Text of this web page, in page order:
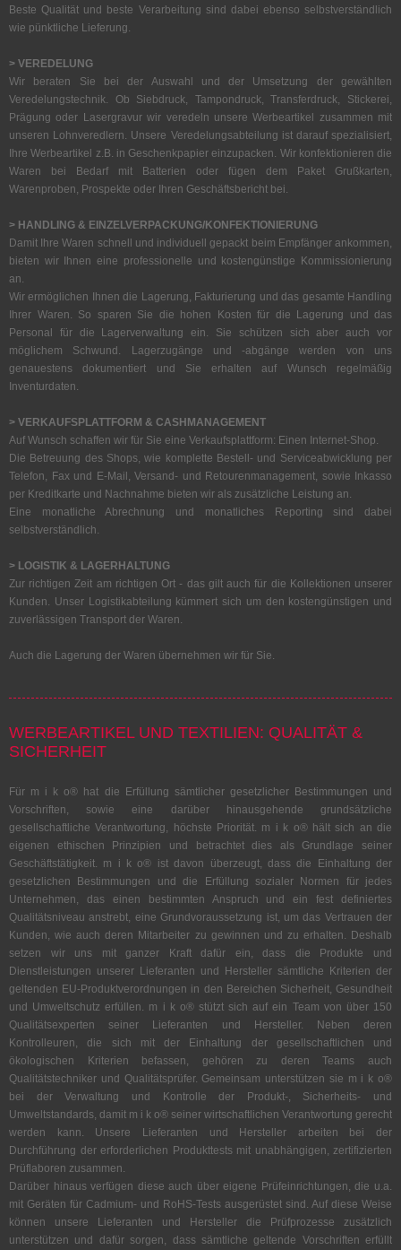
Beste Qualität und beste Verarbeitung sind dabei ebenso selbstverständlich
wie pünktliche Lieferung.
> VEREDELUNG
Wir beraten Sie bei der Auswahl und der Umsetzung der gewählten
Veredelungstechnik. Ob Siebdruck, Tampondruck, Transferdruck, Stickerei,
Prägung oder Lasergravur wir veredeln unsere Werbeartikel zusammen mit
unseren Lohnveredlern. Unsere Veredelungsabteilung ist darauf spezialisiert,
Ihre Werbeartikel z.B. in Geschenkpapier einzupacken. Wir konfektionieren die
Waren bei Bedarf mit Batterien oder fügen dem Paket Grußkarten,
Warenproben, Prospekte oder Ihren Geschäftsbericht bei.
> HANDLING & EINZELVERPACKUNG/KONFEKTIONIERUNG
Damit Ihre Waren schnell und individuell gepackt beim Empfänger ankommen,
bieten wir Ihnen eine professionelle und kostengünstige Kommissionierung
an.
Wir ermöglichen Ihnen die Lagerung, Fakturierung und das gesamte Handling
Ihrer Waren. So sparen Sie die hohen Kosten für die Lagerung und das
Personal für die Lagerverwaltung ein. Sie schützen sich aber auch vor
möglichem Schwund. Lagerzugänge und -abgänge werden von uns
genauestens dokumentiert und Sie erhalten auf Wunsch regelmäßig
Inventurdaten.
> VERKAUFSPLATTFORM & CASHMANAGEMENT
Auf Wunsch schaffen wir für Sie eine Verkaufsplattform: Einen Internet-Shop.
Die Betreuung des Shops, wie komplette Bestell- und Serviceabwicklung per
Telefon, Fax und E-Mail, Versand- und Retourenmanagement, sowie Inkasso
per Kreditkarte und Nachnahme bieten wir als zusätzliche Leistung an.
Eine monatliche Abrechnung und monatliches Reporting sind dabei
selbstverständlich.
> LOGISTIK & LAGERHALTUNG
Zur richtigen Zeit am richtigen Ort - das gilt auch für die Kollektionen unserer
Kunden. Unser Logistikabteilung kümmert sich um den kostengünstigen und
zuverlässigen Transport der Waren.
Auch die Lagerung der Waren übernehmen wir für Sie.
WERBEARTIKEL UND TEXTILIEN: QUALITÄT &
SICHERHEIT
Für m i k o® hat die Erfüllung sämtlicher gesetzlicher Bestimmungen und
Vorschriften, sowie eine darüber hinausgehende grundsätzliche
gesellschaftliche Verantwortung, höchste Priorität. m i k o® hält sich an die
eigenen ethischen Prinzipien und betrachtet dies als Grundlage seiner
Geschäftstätigkeit. m i k o® ist davon überzeugt, dass die Einhaltung der
gesetzlichen Bestimmungen und die Erfüllung sozialer Normen für jedes
Unternehmen, das einen bestimmten Anspruch und ein fest definiertes
Qualitätsniveau anstrebt, eine Grundvoraussetzung ist, um das Vertrauen der
Kunden, wie auch deren Mitarbeiter zu gewinnen und zu erhalten. Deshalb
setzen wir uns mit ganzer Kraft dafür ein, dass die Produkte und
Dienstleistungen unserer Lieferanten und Hersteller sämtliche Kriterien der
geltenden EU-Produktverordnungen in den Bereichen Sicherheit, Gesundheit
und Umweltschutz erfüllen. m i k o® stützt sich auf ein Team von über 150
Qualitätsexperten seiner Lieferanten und Hersteller. Neben deren
Kontrolleuren, die sich mit der Einhaltung der gesellschaftlichen und
ökologischen Kriterien befassen, gehören zu deren Teams auch
Qualitätstechniker und Qualitätsprüfer. Gemeinsam unterstützen sie m i k o®
bei der Verwaltung und Kontrolle der Produkt-, Sicherheits- und
Umweltstandards, damit m i k o® seiner wirtschaftlichen Verantwortung gerecht
werden kann. Unsere Lieferanten und Hersteller arbeiten bei der
Durchführung der erforderlichen Produkttests mit unabhängigen, zertifizierten
Prüflaboren zusammen.
Darüber hinaus verfügen diese auch über eigene Prüfeinrichtungen, die u.a.
mit Geräten für Cadmium- und RoHS-Tests ausgerüstet sind. Auf diese Weise
können unsere Lieferanten und Hersteller die Prüfprozesse zusätzlich
unterstützen und dafür sorgen, dass sämtliche geltende Vorschriften erfüllt